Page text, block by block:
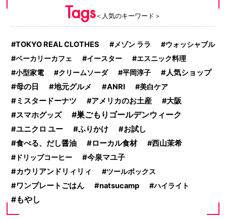
Tags＜人気のキーワード＞
TOKYO REAL CLOTHES メゾン ララ
ウォッシャブル
ベーカリーカフェ
イースター
エスニック料理
小型家電
クリームソーダ 平岡淳子 人気ショップ
母の日 地元グルメ ANRI 美白ケア
ミスタードーナツ アメリカのお土産 大阪
スマホグッズ 巣ごもりゴールデンウィーク
ユニクロ ユー ふりかけ お試し
食べる、だし醤油 ローカル食材 西山茉希
ドリップコーヒー
今泉マユ子
カウリアンドリィリィ
ツールボックス
ワンプレートごはん natsucamp ハイライト
もやし